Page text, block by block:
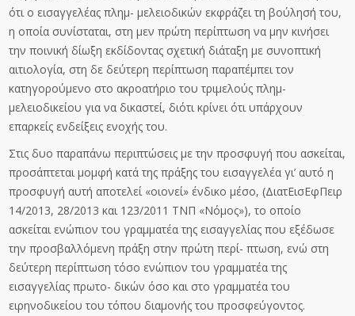
ότι ο εισαγγελέας πλημ- μελειοδικών εκφράζει τη βούλησή του,
η οποία συνίσταται, στη μεν πρώτη περίπτωση να μην κινήσει
την ποινική δίωξη εκδίδοντας σχετική διάταξη με συνοπτική
αιτιολογία, στη δε δεύτερη περίπτωση παραπέμπει τον
κατηγορούμενο στο ακροατήριο του τριμελούς πλημ-
μελειοδικείου για να δικαστεί, διότι κρίνει ότι υπάρχουν
επαρκείς ενδείξεις ενοχής του.
Στις δυο παραπάνω περιπτώσεις με την προσφυγή που ασκείται,
προσάπτεται μομφή κατά της πράξης του εισαγγελέα γι’ αυτό η
προσφυγή αυτή αποτελεί «οιονεί» ένδικο μέσο, (ΔιατΕισΕφΠειρ
14/2013, 28/2013 και 123/2011 ΤΝΠ «Νόμος»), το οποίο
ασκείται ενώπιον του γραμματέα της εισαγγελίας που εξέδωσε
την προσβαλλόμενη πράξη στην πρώτη περί- πτωση, ενώ στη
δεύτερη περίπτωση τόσο ενώπιον του γραμματέα της
εισαγγελίας πρωτο- δικών όσο και στο γραμματέα του
ειρηνοδικείου του τόπου διαμονής του προσφεύγοντος.